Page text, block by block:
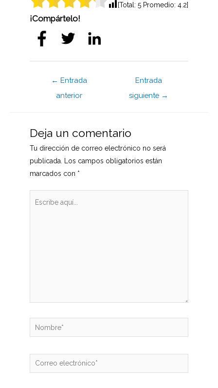
[Total: 5Promedio: 4.2]
¡Compártelo!
Navegación
← Entrada
anterior
Entrada
siguiente →
Deja un comentario
Tu dirección de correo electrónico no será
publicada.
Los campos obligatorios están
marcados con *
Nombre*
Correo
electrónico*